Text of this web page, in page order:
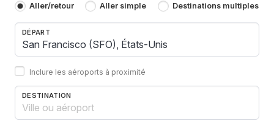
Aller/retour Aller simple Destinations multiples
DÉPART
Inclure les aéroports à proximité
DESTINATION